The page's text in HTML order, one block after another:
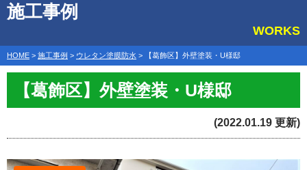
施工事例
WORKS
HOME > 施工事例 > ウレタン塗膜防水 > 【葛飾区】外壁塗装・U様邸
【葛飾区】外壁塗装・U様邸
(2022.01.19 更新)